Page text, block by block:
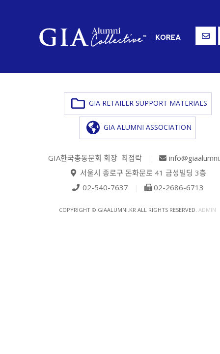
GIA RETAILER SUPPORT MATERIALS
GIA ALUMNI ASSOCIATION
GIA한국총동문회 회장 최점락
서울시 종로구 돈화문로 41 금성빌딩 3층
02-540-7637
02-2686-6713
COPYRIGHT © GIAALUMNI.KR ALL RIGHTS RESERVED. ADMIN